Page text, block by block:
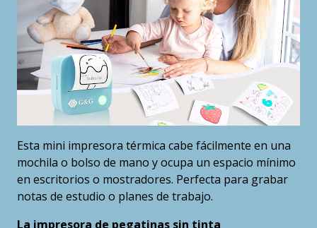
Esta mini impresora térmica cabe fácilmente en una
mochila o bolso de mano y ocupa un espacio mínimo
en escritorios o mostradores. Perfecta para grabar
notas de estudio o planes de trabajo.
La impresora de pegatinas sin tinta